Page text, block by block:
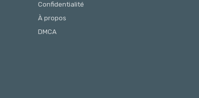
Confidentialité
À propos
DMCA